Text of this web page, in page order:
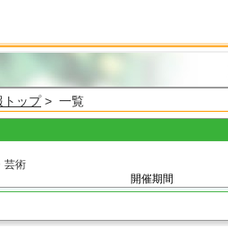
トップ> 一覧
芸術
開催期間